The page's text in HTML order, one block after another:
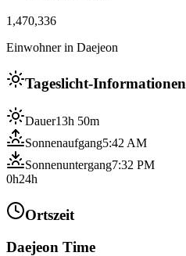
1,470,336
Einwohner in Daejeon
Tageslicht-Informationen
Dauer13h 50m
Sonnenaufgang5:42 AM
Sonnenuntergang7:32 PM
0h24h
Ortszeit
Daejeon Time